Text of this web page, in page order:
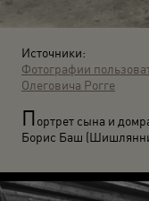
Источники:
Фотографии
Олеговича Рогге
Портрет сына и
Борис Баш